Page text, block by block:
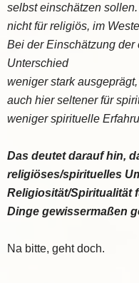
selbst einschätzen
nicht für religiös, im
Bei der Einschätzung
Unterschied
weniger stark
auch hier seltener für
weniger spirituelle
Das deutet darauf hin,
religiöses/spirituelles
Religiosität/Spiritualität
Dinge gewissermaßen
Na bitte, geht doch.